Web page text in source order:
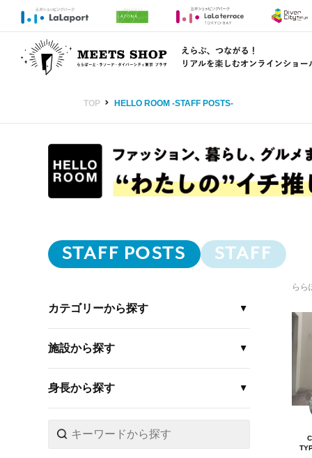
TOP HELLO ROOM -STAFF POSTS-
STAFF POSTS STAFF
カテゴリーから探す
施設から探す
身長から探す
らら